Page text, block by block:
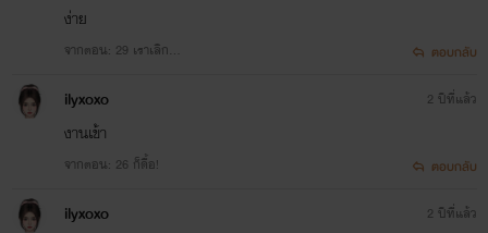
ง่าย
จากตอน: 29 เราเลิก... ตอบกลับ
ilyxoxo
งานเข้า
จากตอน: 26 ก็ดื้อ!
2 ปีที่แล้ว
ตอบกลับ
ilyxoxo 2 ปีที่แล้ว